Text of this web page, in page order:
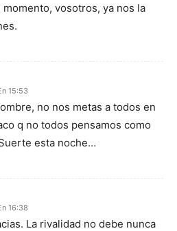
momento, vosotros, ya nos la
15:53
no nos metas a todos en
q no todos pensamos como
esta noche…
16:38
La rivalidad no debe nunca